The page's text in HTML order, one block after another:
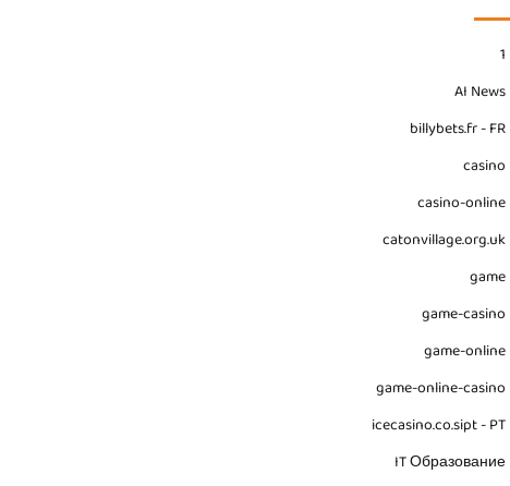
1
AI News
billybets.fr - FR
casino
casino-online
catonvillage.org.uk
game
game-casino
game-online
game-online-casino
icecasino.co.sipt - PT
IT Образование